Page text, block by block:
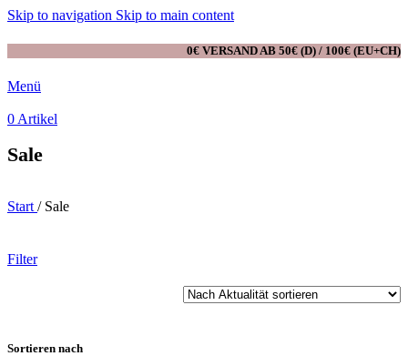
Skip to navigation Skip to main content
0€ VERSAND AB 50€ (D) / 100€ (EU+CH)
Menü
0 Artikel
Sale
Start / Sale
Filter
Sortieren nach